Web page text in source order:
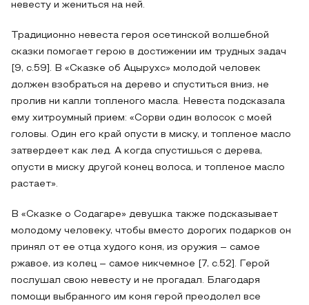
невесту и жениться на ней.
Традиционно невеста героя осетинской волшебной
сказки помогает герою в достижении им трудных задач
[9, с.59]. В «Сказке об Ацырухс» молодой человек
должен взобраться на дерево и спуститься вниз, не
пролив ни капли топленого масла. Невеста подсказала
ему хитроумный прием: «Сорви один волосок с моей
головы. Один его край опусти в миску, и топленое масло
затвердеет как лед. А когда спустишься с дерева,
опусти в миску другой конец волоса, и топленое масло
растает».
В «Сказке о Содагаре» девушка также подсказывает
молодому человеку, чтобы вместо дорогих подарков он
принял от ее отца худого коня, из оружия – самое
ржавое, из колец – самое никчемное [7, с.52]. Герой
послушал свою невесту и не прогадал. Благодаря
помощи выбранного им коня герой преодолел все